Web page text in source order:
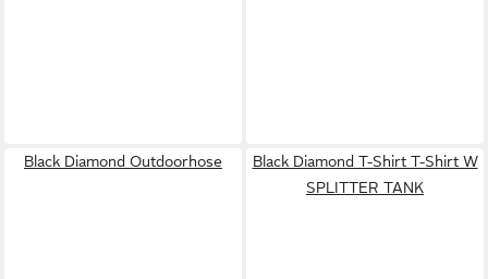
Black Diamond Outdoorhose
Black Diamond T-Shirt T-Shirt W
SPLITTER TANK